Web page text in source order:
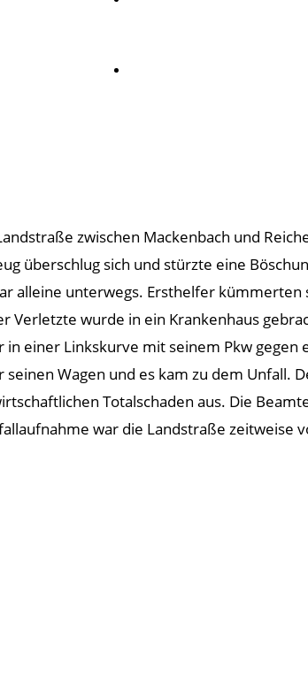
zwischen Mackenbach und
überschlug sich und stürzte eine
alleine unterwegs. Ersthelfer kümmerten
Verletzte wurde in ein Krankenhaus
einer Linkskurve mit seinem Pkw gegen
Wagen und es kam zu dem Unfall.
Totalschaden aus. Die
war die Landstraße zeitweise